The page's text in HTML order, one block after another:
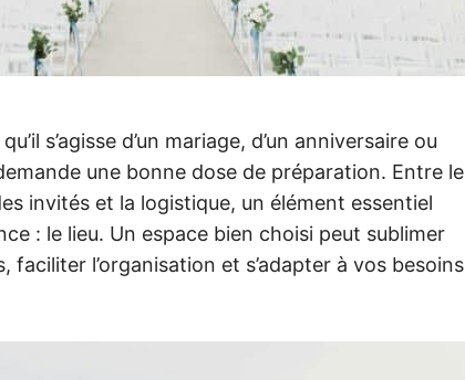
s’agisse d’un mariage, d’un anniversaire ou
une bonne dose de préparation. Entre le
invités et la logistique, un élément essentiel
: le lieu. Un espace bien choisi peut sublimer
faciliter l’organisation et s’adapter à vos besoins